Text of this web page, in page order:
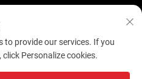
Fine Chemical Co., Ltd. Kaikki
to provide our services. If you
Personalize cookies.